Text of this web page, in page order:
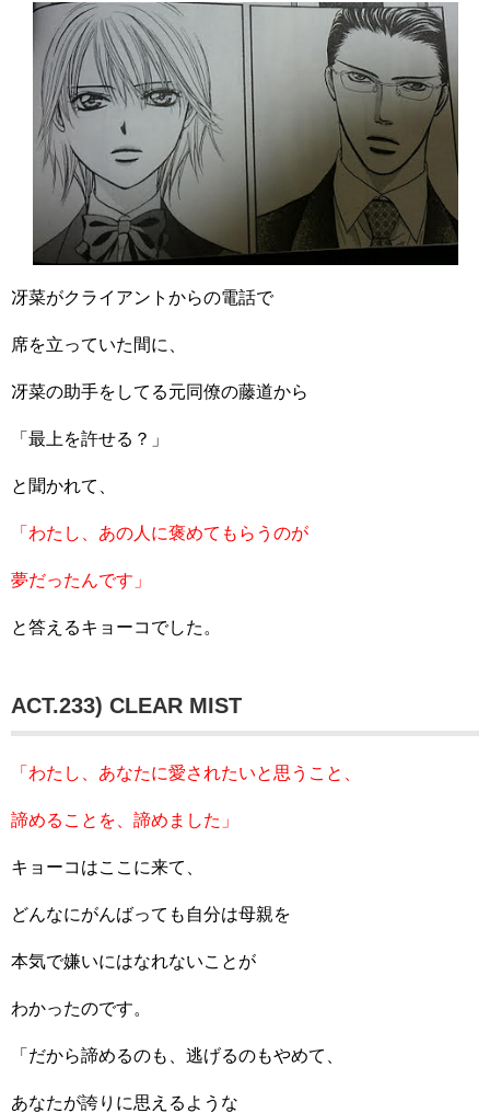
冴菜がクライアントからの電話で
席を立っていた間に、
冴菜の助手をしてる元同僚の藤道から
「最上を許せる？」
と聞かれて、
「わたし、あの人に褒めてもらうのが
夢だったんです」
と答えるキョーコでした。
ACT.233) CLEAR MIST
「わたし、あなたに愛されたいと思うこと、
諦めることを、諦めました」
キョーコはここに来て、
どんなにがんばっても自分は母親を
本気で嫌いにはなれないことが
わかったのです。
「だから諦めるのも、逃げるのもやめて、
あなたが誇りに思えるような